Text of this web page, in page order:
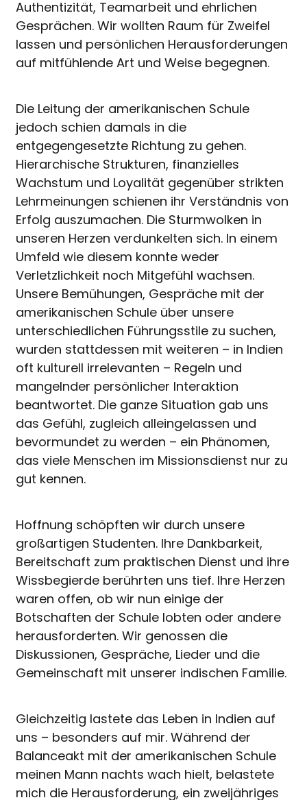
Authentizität, Teamarbeit und ehrlichen
Gesprächen. Wir wollten Raum für Zweifel
lassen und persönlichen Herausforderungen
auf mitfühlende Art und Weise begegnen.
Die Leitung der amerikanischen Schule
jedoch schien damals in die
entgegengesetzte Richtung zu gehen.
Hierarchische Strukturen, finanzielles
Wachstum und Loyalität gegenüber strikten
Lehrmeinungen schienen ihr Verständnis von
Erfolg auszumachen. Die Sturmwolken in
unseren Herzen verdunkelten sich. In einem
Umfeld wie diesem konnte weder
Verletzlichkeit noch Mitgefühl wachsen.
Unsere Bemühungen, Gespräche mit der
amerikanischen Schule über unsere
unterschiedlichen Führungsstile zu suchen,
wurden stattdessen mit weiteren – in Indien
oft kulturell irrelevanten – Regeln und
mangelnder persönlicher Interaktion
beantwortet. Die ganze Situation gab uns
das Gefühl, zugleich alleingelassen und
bevormundet zu werden – ein Phänomen,
das viele Menschen im Missionsdienst nur zu
gut kennen.
Hoffnung schöpften wir durch unsere
großartigen Studenten. Ihre Dankbarkeit,
Bereitschaft zum praktischen Dienst und ihre
Wissbegierde berührten uns tief. Ihre Herzen
waren offen, ob wir nun einige der
Botschaften der Schule lobten oder andere
herausforderten. Wir genossen die
Diskussionen, Gespräche, Lieder und die
Gemeinschaft mit unserer indischen Familie.
Gleichzeitig lastete das Leben in Indien auf
uns – besonders auf mir. Während der
Balanceakt mit der amerikanischen Schule
meinen Mann nachts wach hielt, belastete
mich die Herausforderung, ein zweijähriges